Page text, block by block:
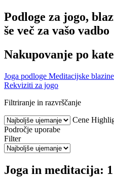
Podloge za jogo,
še več za vašo vadbo
Nakupovanje po
Joga podloge Meditacijske
Rekviziti za jogo
Filtriranje in razvrščanje
Cene
Področje uporabe
Filter
Joga in meditacija: